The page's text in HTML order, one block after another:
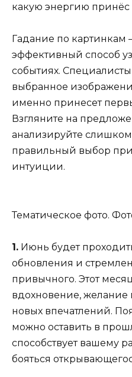
какую энергию принёс
Гадание по картинкам
эффективный способ
событиях. Специалисты
выбранное
именно принесет
Взгляните на
анализируйте
правильный выбор
интуиции.
Тематическое фото.
1. Июнь будет
обновления и
привычного. Этот
вдохновение,
новых впечатлений.
можно оставить в
способствует вашему
бояться